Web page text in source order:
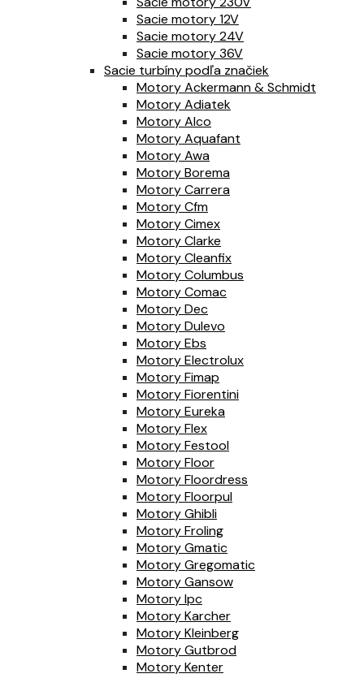
Sacie motory 12V
Sacie motory 24V
Sacie motory 36V
Sacie turbíny podľa značiek
Motory Ackermann & Schmidt
Motory Adiatek
Motory Alco
Motory Aquafant
Motory Awa
Motory Borema
Motory Carrera
Motory Cfm
Motory Cimex
Motory Clarke
Motory Cleanfix
Motory Columbus
Motory Comac
Motory Dec
Motory Dulevo
Motory Ebs
Motory Electrolux
Motory Fimap
Motory Fiorentini
Motory Eureka
Motory Flex
Motory Festool
Motory Floor
Motory Floordress
Motory Floorpul
Motory Ghibli
Motory Froling
Motory Gmatic
Motory Gregomatic
Motory Gansow
Motory Ipc
Motory Karcher
Motory Kleinberg
Motory Gutbrod
Motory Kenter